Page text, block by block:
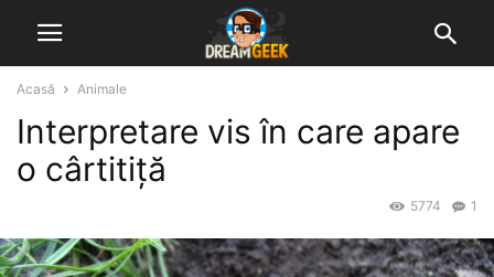
Acasă Animale
Interpretare vis în care apare
o cârtitiță
1
5774